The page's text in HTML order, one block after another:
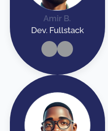
Amir B.
Dev. Fullstack